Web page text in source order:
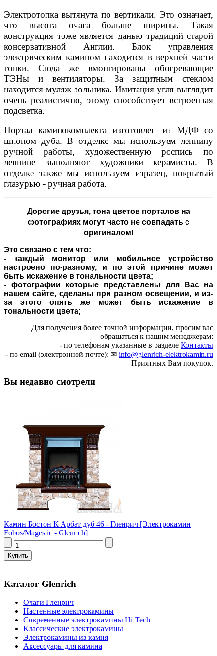
Электротопка вытянута по вертикали. Это означает,
что высота очага больше ширины. Такая
конструкция тоже является данью традиций старой
консервативной Англии. Блок управления
электрическим камином находится в верхней части
топки. Сюда же вмонтированы обогревающие
ТЭНы и вентиляторы. За защитным стеклом
находится муляж зольника. Имитация угля выглядит
очень реалистично, этому способствует встроенная
подсветка.
Портал каминокомплекта изготовлен из МДФ со
шпоном дуба. В отделке мы используем лепнину
ручной работы, художественную роспись по
лепнине выполняют художники керамисты. В
отделке также мы используем изразец, покрытый
глазурью - ручная работа.
Дорогие друзья,тона цветов порталов на
фотографиях могут часто не совпадать с
оригиналом!
Это связано с тем что:
- каждый монитор или мобильное устройство
настроено по-разному, и по этой причине может
быть искажение в тональности цвета;
- фотографии которые представлены для Вас на
нашем сайте, сделаны при разном освещении, и из-
за этого опять же может быть искажение в
тональности цвета;
Для получения более точной информации, просим вас
обращаться к нашим менеджерам:
- по телефонам указанные в разделе Контакты
- по email (электронной почте): ✉ info@glenrich-elektrokamin.ru
Приятных Вам покупок.
Вы недавно смотрели
Камин Бостон К Арбат дуб 46 - Гленрич [Электрокамин
Fobos/Magestic - Glenrich]
Каталог Glenrich
Очаги Гленрич
Настенные электрокамины
Современные электрокамины Hi-Tech
Классические электрокамины
Электрокамины из камня
Аксессуары для камина